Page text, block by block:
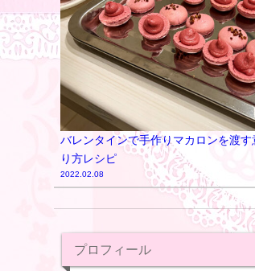
バレンタインで手作りマカロンを渡
り方レシピ
2022.02.08
マカロンの基本知識
プロフィール